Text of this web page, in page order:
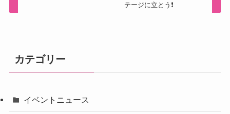
テージに立とう❗️
カテゴリー
イベントニュース